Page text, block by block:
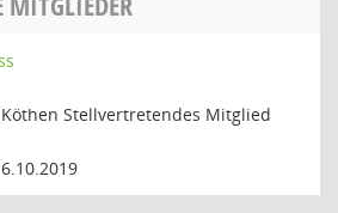
Stellvertretendes Mitglied